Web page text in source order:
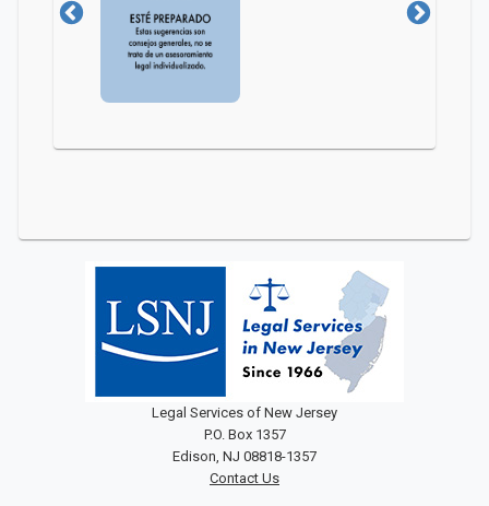
Legal Services of New Jersey
P.O. Box 1357
Edison, NJ 08818-1357
Contact Us